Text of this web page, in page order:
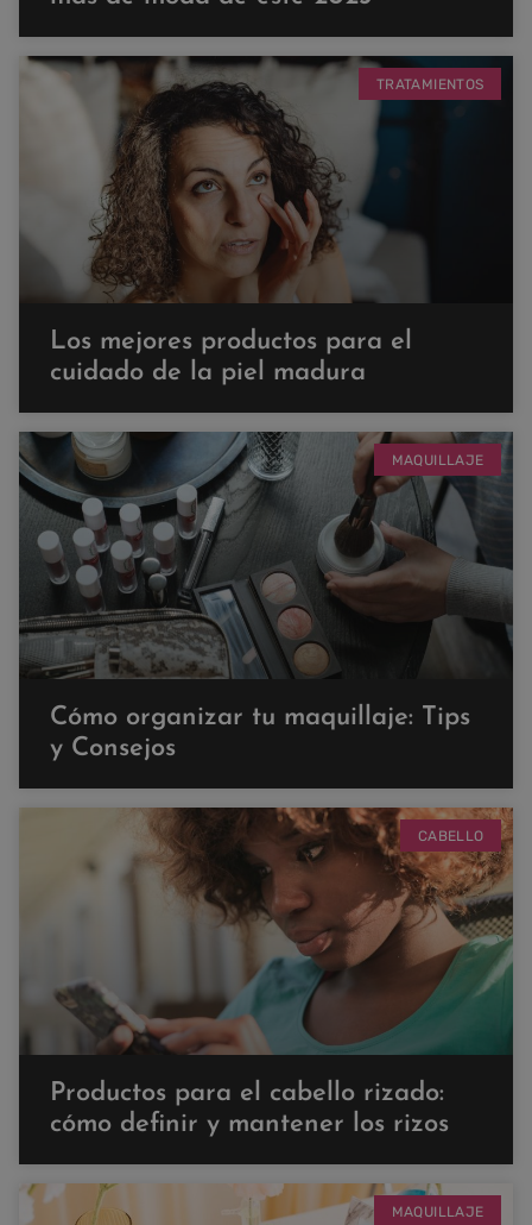
TRATAMIENTOS
Los mejores productos para el
cuidado de la piel madura
MAQUILLAJE
Cómo organizar tu maquillaje: Tips
y Consejos
CABELLO
Productos para el cabello rizado:
cómo definir y mantener los rizos
MAQUILLAJE